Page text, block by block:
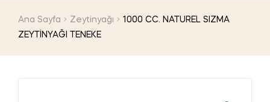
Ana Sayfa Zeytinyağı
1000 CC. NATUREL SIZMA
ZEYTİNYAĞI TENEKE